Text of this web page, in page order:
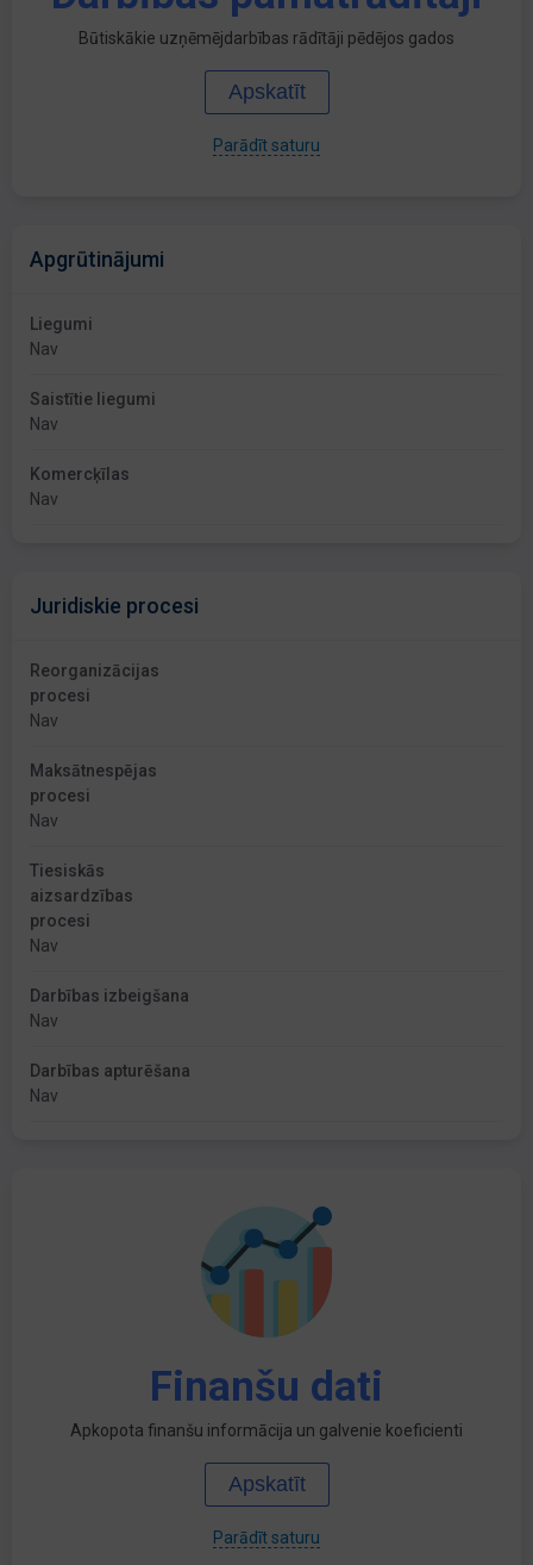
Būtiskākie uzņēmējdarbības rādītāji pēdējos gados
Apskatīt
Parādīt saturu
Apgrūtinājumi
Liegumi
Nav
Saistītie liegumi
Nav
Komercķīlas
Nav
Juridiskie procesi
Reorganizācijas
procesi
Nav
Maksātnespējas
procesi
Nav
Tiesiskās
aizsardzības
procesi
Nav
Darbības izbeigšana
Nav
Darbības apturēšana
Nav
Finanšu dati
Apkopota finanšu informācija un galvenie koeficienti
Apskatīt
Parādīt saturu